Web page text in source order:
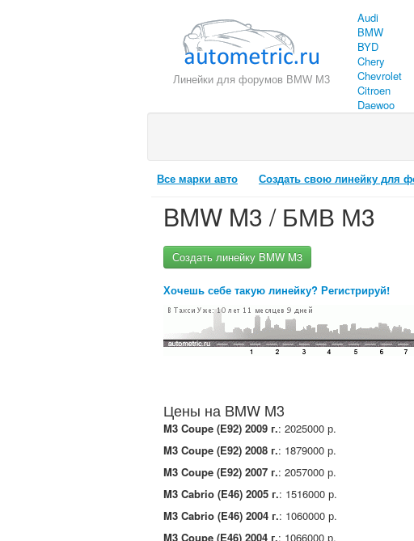
Линейки для форумов BMW M3
Audi
BMW
BYD
Chery
Chevrolet
Citroen
Daewoo
Все марки авто Создать свою линейку для
BMW M3 / БМВ М3
Создать линейку BMW M3
Хочешь себе такую линейку? Регистрируй!
Цены на BMW M3
M3 Coupe (E92) 2009 г.: 2025000 р.
M3 Coupe (E92) 2008 г.: 1879000 р.
M3 Coupe (E92) 2007 г.: 2057000 р.
M3 Cabrio (E46) 2005 г.: 1516000 р.
M3 Cabrio (E46) 2004 г.: 1060000 р.
M3 Coupe (E46) 2004 г.: 1066000 р.